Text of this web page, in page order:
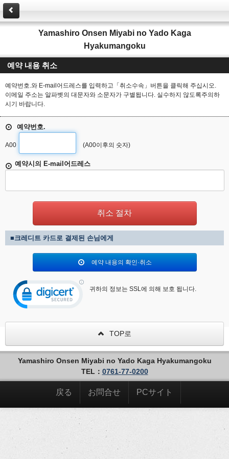
Yamashiro Onsen Miyabi no Yado Kaga
Hyakumangoku
예약 내용 취소
예약번호.와 E-mail어드레스를 입력하고「취소수속」버튼을 클릭해 주십시오.
이메일 주소는 알파벳의 대문자와 소문자가 구별됩니다. 실수하지 않도록주의하
시기 바랍니다.
예약번호.
A00 (A00이후의 숫자)
예약시의 E-mail어드레스
■크레디트 카드로 결제된 손님에게
예약 내용의 확인·취소
귀하의 정보는 SSL에 의해 보호 됩니다.
TOP로
Yamashiro Onsen Miyabi no Yado Kaga Hyakumangoku
TEL： 0761-77-0200
戻る お問合せ PCサイト